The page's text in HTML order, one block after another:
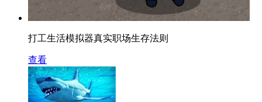
打工生活模拟器真实职场生存法则
查看